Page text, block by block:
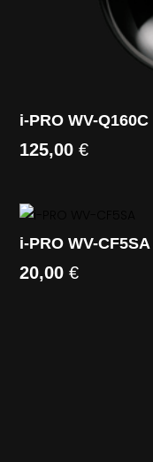
i-PRO WV-Q160C
125,00€
i-PRO WV-CF5SA
20,00€